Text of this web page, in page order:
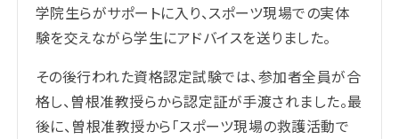
学院生らがサポートに入り、スポーツ現場での実体
験を交えながら学生にアドバイスを送りました。
その後行われた資格認定試験では、参加者全員が合
格し、曽根准教授らから認定証が手渡されました。最
後に、曽根准教授から「スポーツ現場の救護活動で